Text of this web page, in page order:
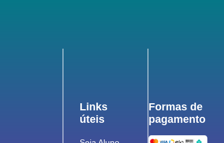
Links
úteis
Formas de
pagamento